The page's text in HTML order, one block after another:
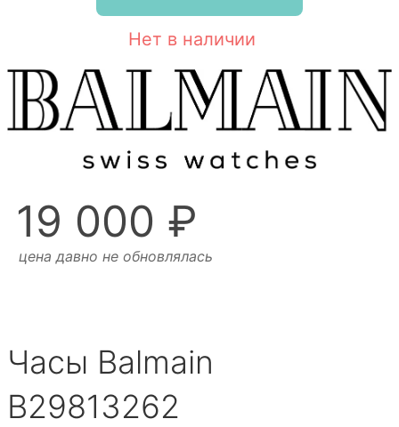
Нет в наличии
19 000 ₽
цена давно не обновлялась
Часы Balmain
B29813262